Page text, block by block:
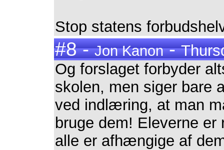
Stop statens
#8 -Jon Kanon-
Og forslaget forbyder
skolen, men siger bare
ved indlæring, at man
bruge dem! Eleverne
alle er afhængige af